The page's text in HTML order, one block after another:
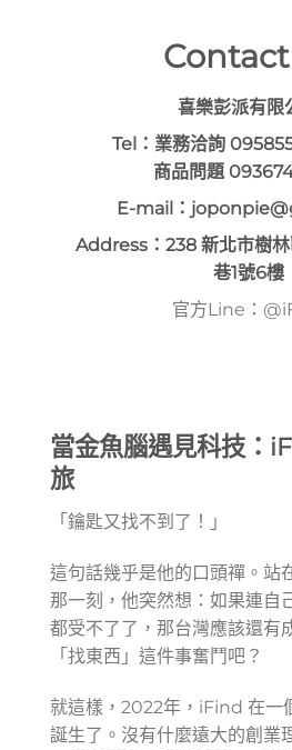
喜樂彭派有限
Tel：業務洽詢
商品問題
E-mail：
Address：238 新北市樹林
巷1號6樓
官方Line：
當金魚腦遇見科技：
旅
「鑰匙又找不到了！」
這句話幾乎是他的口頭禪。站
那一刻，他突然想：如果連自
都受不了了，那台灣應該還有
「找東西」這件事奮鬥吧？
就這樣，2022年，iFind 在一
誕生了。沒有什麼遠大的創業